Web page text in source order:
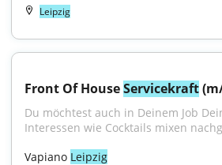
Leipzig
Front Of House Servicekraft
Du möchtest auch in Deinem Job
Interessen wie Cocktails mixen
Vapiano Leipzig